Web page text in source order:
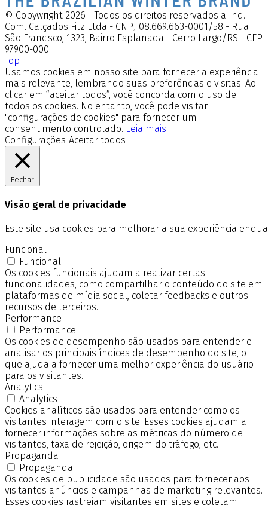
© Copywright 2026 | Todos os direitos reservados a Ind.
Com. Calçados Fitz Ltda - CNPJ 08.669.663-0001/58 - Rua
São Francisco, 1323, Bairro Esplanada - Cerro Largo/RS - CEP
97900-000
Top
Usamos cookies em nosso site para fornecer a experiência
mais relevante, lembrando suas preferências e visitas. Ao
clicar em “aceitar todos”, você concorda com o uso de
todos os cookies. No entanto, você pode visitar
"configurações de cookies" para fornecer um
consentimento controlado. Leia mais
Configurações Aceitar todos
Fechar
Visão geral de privacidade
Este site usa cookies para melhorar a sua experiência
Funcional
Funcional
Os cookies funcionais ajudam a realizar certas
funcionalidades, como compartilhar o conteúdo do site em
plataformas de mídia social, coletar feedbacks e outros
recursos de terceiros.
Performance
Performance
Os cookies de desempenho são usados para entender e
analisar os principais índices de desempenho do site, o
que ajuda a fornecer uma melhor experiência do usuário
para os visitantes.
Analytics
Analytics
Cookies analíticos são usados para entender como os
visitantes interagem com o site. Esses cookies ajudam a
fornecer informações sobre as métricas do número de
visitantes, taxa de rejeição, origem do tráfego, etc.
Propaganda
Propaganda
Os cookies de publicidade são usados para fornecer aos
visitantes anúncios e campanhas de marketing relevantes.
Esses cookies rastreiam visitantes em sites e coletam